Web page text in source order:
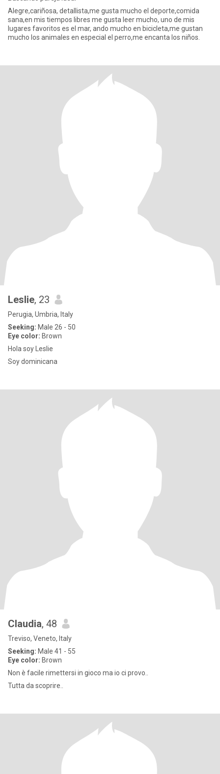
Alegre,cariñosa, detallista,me gusta mucho el deporte,comida
sana,en mis tiempos libres me gusta leer mucho, uno de mis
lugares favoritos es el mar, ando mucho en bicicleta,me gustan
mucho los animales en especial el perro,me encanta los niños.
Leslie, 23
Perugia, Umbria, Italy
Seeking: Male 26 - 50
Eye color: Brown
Hola soy Leslie
Soy dominicana
Claudia, 48
Treviso, Veneto, Italy
Seeking: Male 41 - 55
Eye color: Brown
Non è facile rimettersi in gioco ma io ci provo..
Tutta da scoprire..